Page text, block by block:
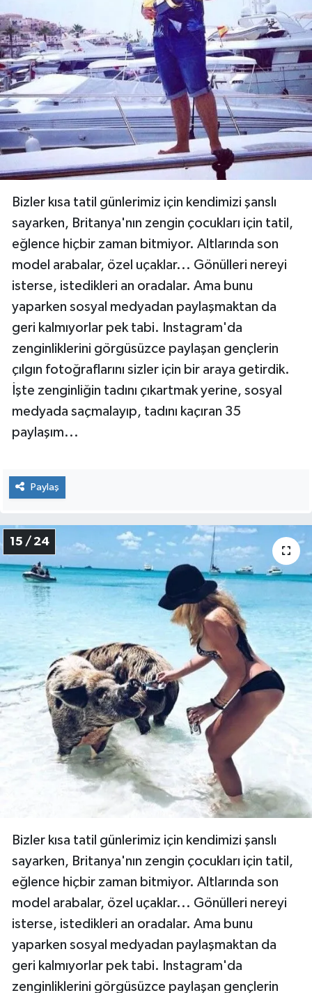
medyada saçmalayıp, tadını kaçıran 35
paylaşım...
Paylaş
14 / 24
Bizler kısa tatil günlerimiz için kendimizi şanslı
eğlence hiçbir zaman bitmiyor. Altlarında son
isterse, istedikleri an oradalar. Ama bunu
yaparken sosyal medyadan paylaşmaktan da
geri kalmıyorlar pek tabi. Instagram'da
zenginliklerini görgüsüzce paylaşan gençlerin
çılgın fotoğraflarını sizler için bir araya getirdik.
İşte zenginliğin tadını çıkartmak yerine, sosyal
medyada saçmalayıp, tadını kaçıran 35
paylaşım...
Paylaş